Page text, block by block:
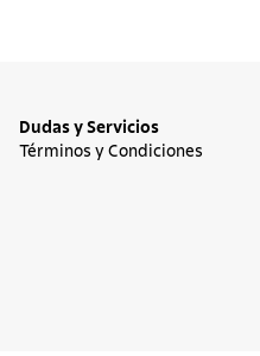
Dudas y Servicios
Términos y Condiciones